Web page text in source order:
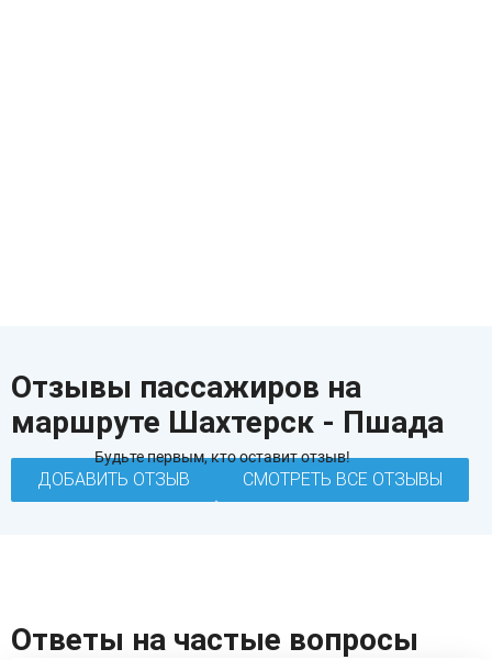
Отзывы пассажиров на
маршруте Шахтерск - Пшада
Будьте первым, кто оставит отзыв!
ДОБАВИТЬ ОТЗЫВ СМОТРЕТЬ ВСЕ ОТЗЫВЫ
Ответы на частые вопросы